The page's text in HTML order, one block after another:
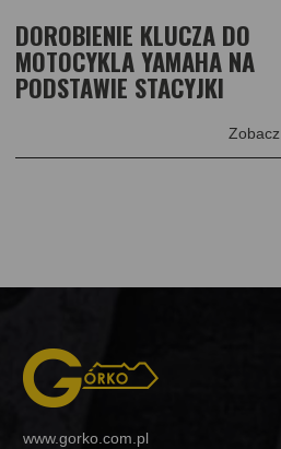
DOROBIENIE KLUCZA DO
MOTOCYKLA YAMAHA NA
PODSTAWIE STACYJKI
Zobacz
www.gorko.com.pl